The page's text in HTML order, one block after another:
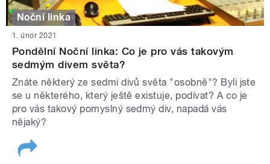
Noční linka
1. únor 2021
Pondělní Noční linka: Co je pro vás takovým
sedmým divem světa?
Znáte některý ze sedmi divů světa "osobně"? Byli jste
se u některého, který ještě existuje, podívat? A co je
pro vás takový pomyslný sedmý div, napadá vás
nějaký?